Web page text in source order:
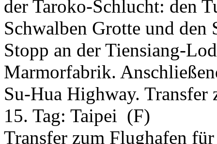
der Taroko-Schlucht: den
Schwalben Grotte und den
Stopp an der Tiensiang-
Marmorfabrik.
Su-Hua Highway. Transfer
15. Tag: Taipei (F)
Transfer zum Flughafen